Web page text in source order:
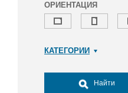
ОРИЕНТАЦИЯ
КАТЕГОРИИ
Досуг, туризм и отдых
Найти